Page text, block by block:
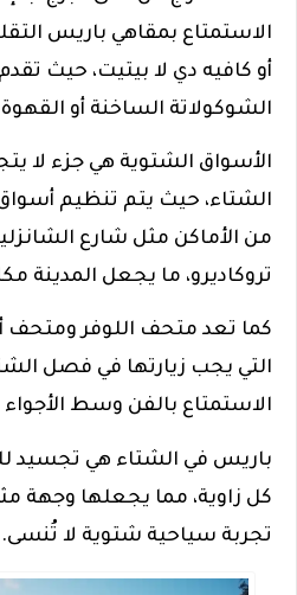
الاستمتاع بمقاهي باريس
أو كافيه دي لا بيتيت، حيث
الشوكولاتة الساخنة أو
الأسواق الشتوية هي جزء لا
الشتاء، حيث يتم تنظيم أسواق
من الأماكن مثل شارع
تروكاديرو، ما يجعل المدينة
كما تعد متحف اللوفر ومتحف
التي يجب زيارتها في فصل
الاستمتاع بالفن وسط الأجواء
باريس في الشتاء هي تجسيد
كل زاوية، مما يجعلها وجهة
تجربة سياحية شتوية لا تُنسى.